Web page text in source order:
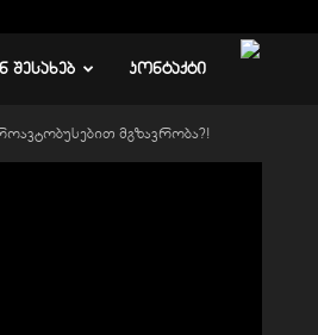
ᲨᲔᲡᲐᲮᲔᲑ ᲙᲝᲜᲢᲐᲥᲢᲘ
მგზავრობა?!